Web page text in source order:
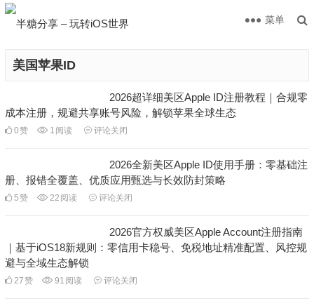
菜单
美国苹果ID
2026超详细美区Apple ID注册教程｜合规零
成本注册，规避共享账号风险，解锁苹果全球生态
0赞 1 阅读 评论关闭
2026全新美区Apple ID使用手册：零基础注
册、报错全覆盖、优质应用甄选与长效防封策略
5赞 22 阅读 评论关闭
2026官方权威美区Apple Account注册指南
｜基于iOS18新规则：零信用卡稳号、免税地址精准配置、风控规
避与全域生态解锁
27赞 91 阅读 评论关闭